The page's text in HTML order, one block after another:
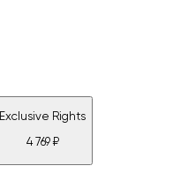
Exclusive Rights
4 769₽